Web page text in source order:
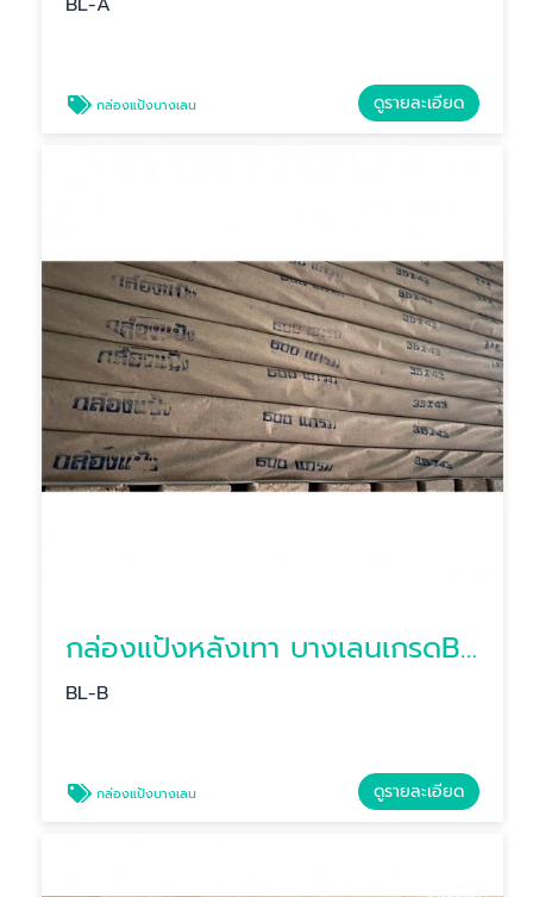
กล่องแป้งบางเลน ดูรายละเอียด
กล่องแป้งหลังเทา บางเลนเกรดB(BL-Bหลังเทา)
BL-B
กล่องแป้งบางเลน ดูรายละเอียด